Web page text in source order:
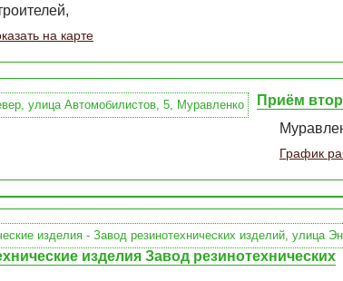
на карте
Приём
График
изделия Завод резинотехнических